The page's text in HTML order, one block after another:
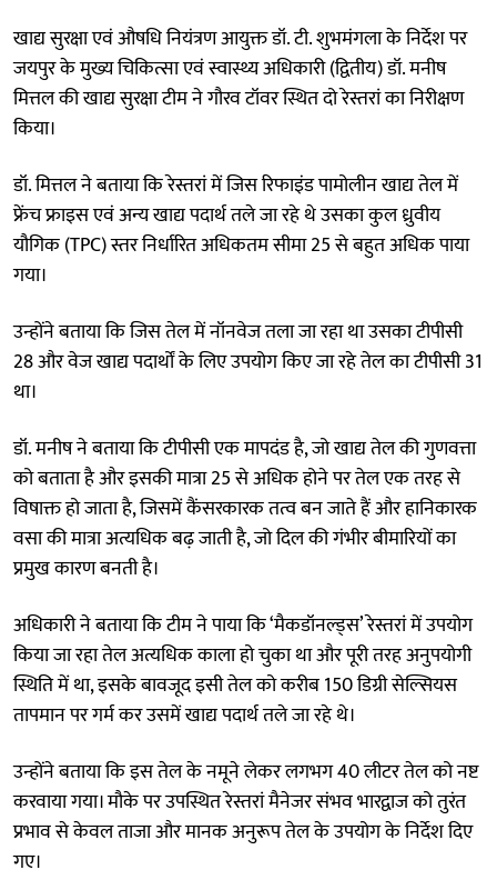
खाद्य सुरक्षा एवं औषधि नियंत्रण आयुक्त डॉ. टी. शुभमंगला के निर्देश पर
जयपुर के मुख्य चिकित्सा एवं स्वास्थ्य अधिकारी (द्वितीय) डॉ. मनीष
मित्तल की खाद्य सुरक्षा टीम ने गौरव टॉवर स्थित दो रेस्तरां का निरीक्षण
किया।
डॉ. मित्तल ने बताया कि रेस्तरां में जिस रिफाइंड पामोलीन खाद्य तेल में
फ्रेंच फ्राइस एवं अन्य खाद्य पदार्थ तले जा रहे थे उसका कुल ध्रुवीय
यौगिक (TPC) स्तर निर्धारित अधिकतम सीमा 25 से बहुत अधिक पाया
गया।
उन्होंने बताया कि जिस तेल में नॉनवेज तला जा रहा था उसका टीपीसी
28 और वेज खाद्य पदार्थों के लिए उपयोग किए जा रहे तेल का टीपीसी 31
था।
डॉ. मनीष ने बताया कि टीपीसी एक मापदंड है, जो खाद्य तेल की गुणवत्ता
को बताता है और इसकी मात्रा 25 से अधिक होने पर तेल एक तरह से
विषाक्त हो जाता है, जिसमें कैंसरकारक तत्व बन जाते हैं और हानिकारक
वसा की मात्रा अत्यधिक बढ़ जाती है, जो दिल की गंभीर बीमारियों का
प्रमुख कारण बनती है।
अधिकारी ने बताया कि टीम ने पाया कि ‘मैकडॉनल्ड्स’ रेस्तरां में उपयोग
किया जा रहा तेल अत्यधिक काला हो चुका था और पूरी तरह अनुपयोगी
स्थिति में था, इसके बावजूद इसी तेल को करीब 150 डिग्री सेल्सियस
तापमान पर गर्म कर उसमें खाद्य पदार्थ तले जा रहे थे।
उन्होंने बताया कि इस तेल के नमूने लेकर लगभग 40 लीटर तेल को नष्ट
करवाया गया। मौके पर उपस्थित रेस्तरां मैनेजर संभव भारद्वाज को तुरंत
प्रभाव से केवल ताजा और मानक अनुरूप तेल के उपयोग के निर्देश दिए
गए।